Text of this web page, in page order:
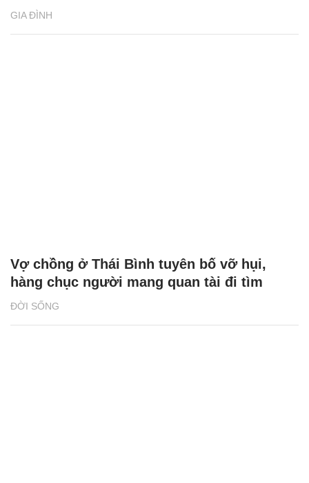
GIA ĐÌNH
ĐỜI SỐNG
Vợ chồng ở Thái Bình tuyên bố vỡ hụi,
hàng chục người mang quan tài đi tìm